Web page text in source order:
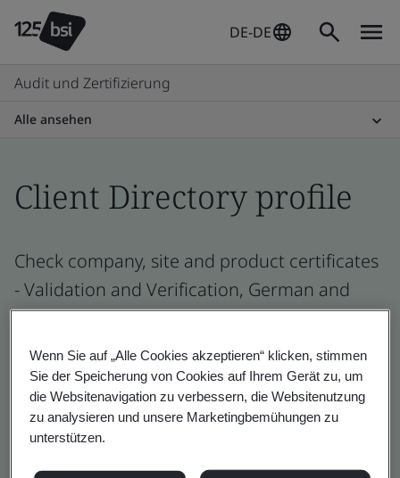
DE-DE
Audit und Zertifizierung
Alle ansehen
Client Directory profile
Check company, site and product certificates
- Validation and Verification, German and
global companies
Wenn Sie auf „Alle Cookies akzeptieren“ klicken, stimmen
Sie der Speicherung von Cookies auf Ihrem Gerät zu, um
die Websitenavigation zu verbessern, die Websitenutzung
zu analysieren und unsere Marketingbemühungen zu
unterstützen.